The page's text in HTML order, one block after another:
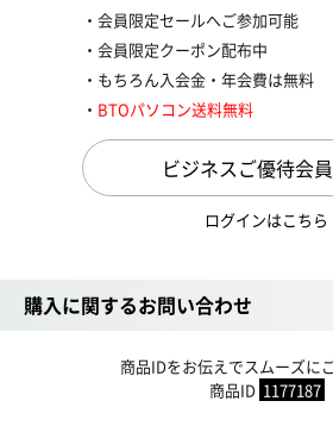
会員限定セールへご参加可能
会員限定クーポン配布中
もちろん入会金・年会費は無料
BTOパソコン送料無料
ビジネスご優待会
ログインはこちら
購入に関するお問い合わせ
商品IDをお伝えでスムーズに
商品ID 1177187